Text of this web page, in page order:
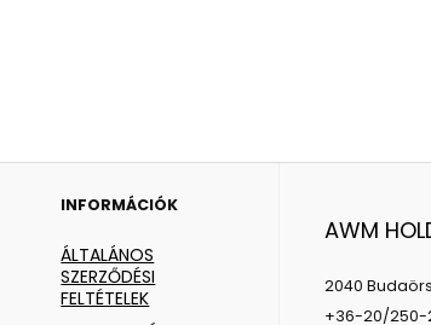
INFORMÁCIÓK
ÁLTALÁNOS
SZERZŐDÉSI
FELTÉTELEK
AWM
2040
+36-20/250-